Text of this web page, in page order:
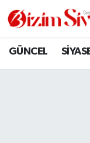
GÜNCEL
Sivas